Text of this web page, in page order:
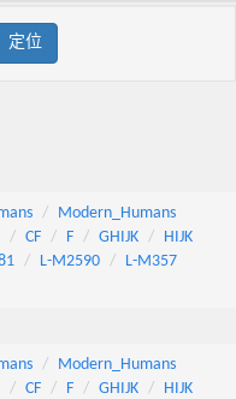
Modern_Humans
CF F GHIJK
HIJK
L-M2590
L-M357
Modern_Humans
CF F GHIJK
HIJK